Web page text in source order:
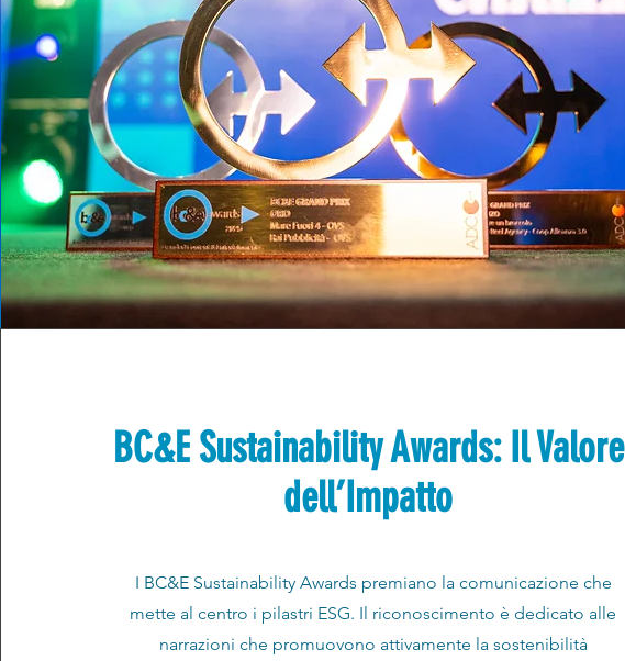
BC&E Sustainability Awards: Il Valore
dell’Impatto
I BC&E Sustainability Awards premiano la comunicazione che
mette al centro i pilastri ESG. Il riconoscimento è dedicato alle
narrazioni che promuovono attivamente la sostenibilità